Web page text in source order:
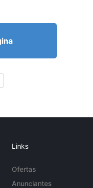
Links
Ofertas
Anunciantes